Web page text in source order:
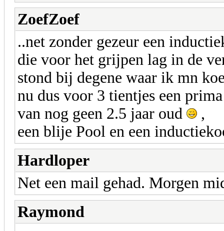
ZoefZoef
..net zonder gezeur een
die voor het grijpen lag in de
stond bij degene waar ik mn
nu dus voor 3 tientjes een
van nog geen 2.5 jaar oud
,
een blije Pool en een
Hardloper
Net een mail gehad. Morgen
Raymond